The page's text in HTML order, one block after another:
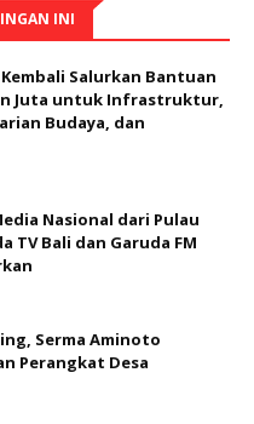
INI
Salurkan Bantuan
Juta untuk Infrastruktur,
Budaya, dan
Nasional dari Pulau
TV Bali dan Garuda FM
Serma Aminoto
Perangkat Desa